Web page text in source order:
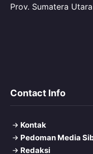
Prov. Sumatera Utara
Contact Info
Kontak
Pedoman Media
Redaksi